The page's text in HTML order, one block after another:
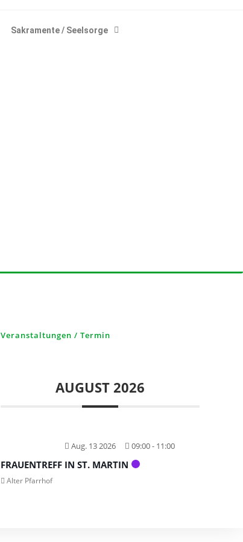
Sakramente / Seelsorge
Veranstaltungen / Termin
AUGUST 2026
Aug. 13 2026 09:00- 11:00
FRAUENTREFF IN ST. MARTIN
Alter Pfarrhof